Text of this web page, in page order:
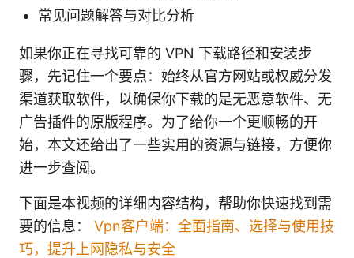
常见问题解答与对比分析
如果你正在寻找可靠的 VPN 下载路径和安装步
骤，先记住一个要点：始终从官方网站或权威分发
渠道获取软件，以确保你下载的是无恶意软件、无
广告插件的原版程序。为了给你一个更顺畅的开
始，本文还给出了一些实用的资源与链接，方便你
进一步查阅。
下面是本视频的详细内容结构，帮助你快速找到需
要的信息： Vpn客户端：全面指南、选择与使用技
巧，提升上网隐私与安全